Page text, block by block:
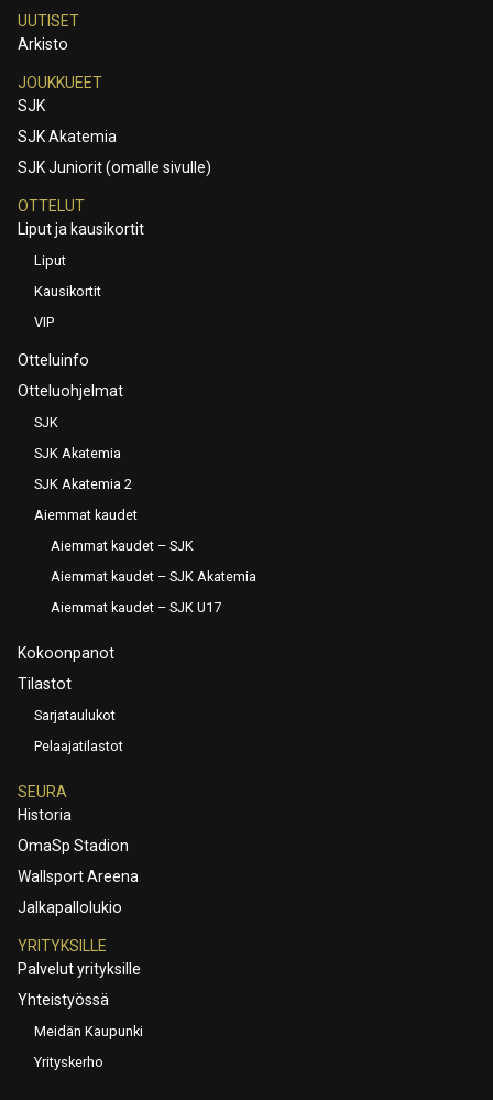
UUTISET
Arkisto
JOUKKUEET
SJK
SJK Akatemia
SJK Juniorit (omalle sivulle)
OTTELUT
Liput ja kausikortit
Liput
Kausikortit
VIP
Otteluinfo
Otteluohjelmat
SJK
SJK Akatemia
SJK Akatemia 2
Aiemmat kaudet
Aiemmat kaudet – SJK
Aiemmat kaudet – SJK Akatemia
Aiemmat kaudet – SJK U17
Kokoonpanot
Tilastot
Sarjataulukot
Pelaajatilastot
SEURA
Historia
OmaSp Stadion
Wallsport Areena
Jalkapallolukio
YRITYKSILLE
Palvelut yrityksille
Yhteistyössä
Meidän Kaupunki
Yrityskerho